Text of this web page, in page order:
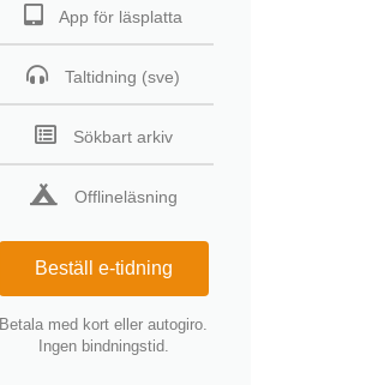
App för läsplatta
Taltidning (sve)
Sökbart arkiv
Offlineläsning
Beställ e-tidning
Betala med kort eller autogiro.
Ingen bindningstid.